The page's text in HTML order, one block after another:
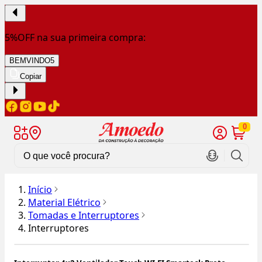
5%OFF na sua primeira compra:
BEMVINDO5
Copiar
0
Início
Material Elétrico
Tomadas e Interruptores
Interruptores